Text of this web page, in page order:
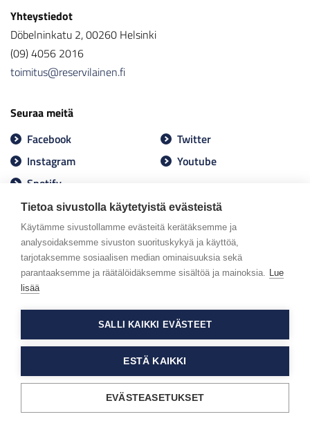
Tietoa sivustolla käytetyistä evästeistä
Käytämme sivustollamme evästeitä kerätäksemme ja
analysoidaksemme sivuston suorituskykyä ja käyttöä,
tarjotaksemme sosiaalisen median ominaisuuksia sekä
parantaaksemme ja räätälöidäksemme sisältöä ja mainoksia. Lue
lisää
SALLI KAIKKI EVÄSTEET
ESTÄ KAIKKI
EVÄSTEASETUKSET
Yhteystiedot
Döbelninkatu 2, 00260 Helsinki
(09) 4056 2016
toimitus@reservilainen.fi
Seuraa meitä
Facebook
Twitter
Instagram
Youtube
Spotify